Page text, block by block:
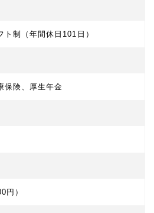
制（年間休日101日）
保険、厚生年金
円）